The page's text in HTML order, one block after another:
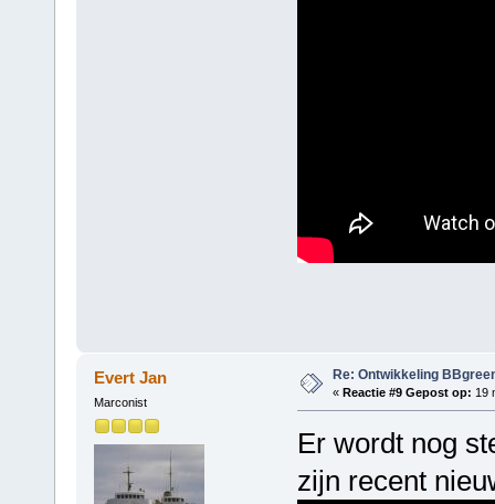
Evert Jan
Marconist
Re: Ontwikkeling
« Reactie #9 Gepost op: 19
Er wordt nog
zijn recent